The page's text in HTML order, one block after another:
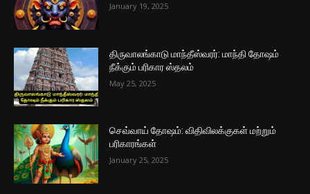
January 19, 2025
திருவாலங்காடு மாந்தீஸ்வரர்: மாந்தி தோஷம்
நீக்கும் பரிகார ஸ்தலம்
May 25, 2025
செவ்வாய் தோஷம்: விதிவிலக்குகள் மற்றும்
பரிகாரங்கள்
January 25, 2025